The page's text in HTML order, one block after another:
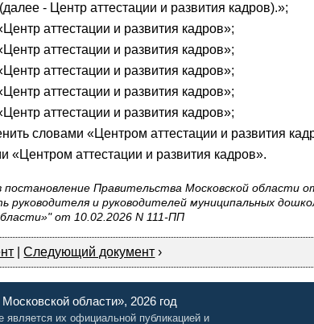
- Центр аттестации и развития кадров).»;
аттестации и развития кадров»;
аттестации и развития кадров»;
аттестации и развития кадров»;
аттестации и развития кадров»;
аттестации и развития кадров»;
словами «Центром аттестации и развития
«Центром аттестации и развития кадров».
Правительства Московской области
и руководителей муниципальных
от 10.02.2026 N 111-ПП
|Следующий документ ›
области», 2026 год
их официальной публикацией и